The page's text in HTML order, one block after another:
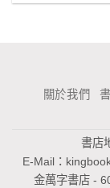
關於我們
書店
E-Mail：
金萬字書店 -